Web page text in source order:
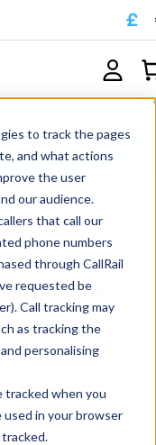
to track the pages
and what actions
the user
our audience.
that call our
phone numbers
through CallRail
requested be
Call tracking may
as tracking the
personalising
tracked when you
in your browser
£
in allumina
e dado
mm
Made
of